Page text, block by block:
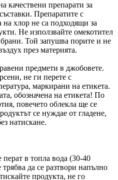
качествени препарати за
Препаратите с
хлор не са подходящи за
Не използвайте омекотител
Той запушва порите и не
през материята.
предмети в джобовете.
не ги перете с
маркирани на етикета.
обозначена на етикета! По
повечето облекла ще се
се нуждае от гладене,
натискане.
в топла вода (30-40
да се разтвори напълно
продукта, не го